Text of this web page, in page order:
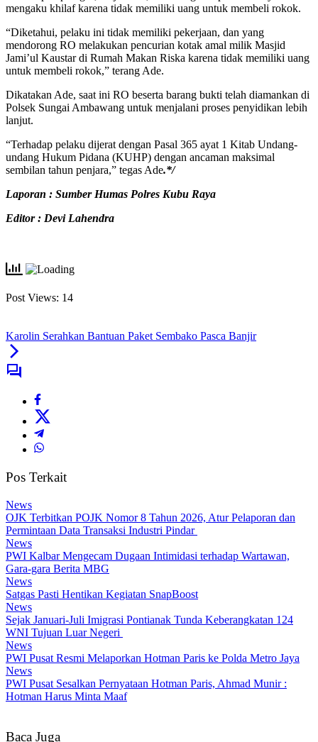
mengaku khilaf karena tidak memiliki uang untuk membeli rokok.
“Diketahui, pelaku ini tidak memiliki pekerjaan, dan yang
mendorong RO melakukan pencurian kotak amal milik Masjid
Jami’ul Kaustar di Rumah Makan Riska karena tidak memiliki uang
untuk membeli rokok,” terang Ade.
Dikatakan Ade, saat ini RO beserta barang bukti telah diamankan di
Polsek Sungai Ambawang untuk menjalani proses penyidikan lebih
lanjut.
“Terhadap pelaku dijerat dengan Pasal 365 ayat 1 Kitab Undang-
undang Hukum Pidana (KUHP) dengan ancaman maksimal
sembilan tahun penjara,” tegas Ade.*/
Laporan : Sumber Humas Polres Kubu Raya
Editor : Devi Lahendra
Post Views: 14
Karolin Serahkan Bantuan Paket Sembako Pasca Banjir
Pos Terkait
News
OJK Terbitkan POJK Nomor 8 Tahun 2026, Atur Pelaporan dan
Permintaan Data Transaksi Industri Pindar
News
PWI Kalbar Mengecam Dugaan Intimidasi terhadap Wartawan,
Gara-gara Berita MBG
News
Satgas Pasti Hentikan Kegiatan SnapBoost
News
Sejak Januari-Juli Imigrasi Pontianak Tunda Keberangkatan 124
WNI Tujuan Luar Negeri
News
PWI Pusat Resmi Melaporkan Hotman Paris ke Polda Metro Jaya
News
PWI Pusat Sesalkan Pernyataan Hotman Paris, Ahmad Munir :
Hotman Harus Minta Maaf
Baca Juga